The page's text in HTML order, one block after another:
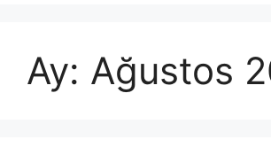
Ay: Ağustos